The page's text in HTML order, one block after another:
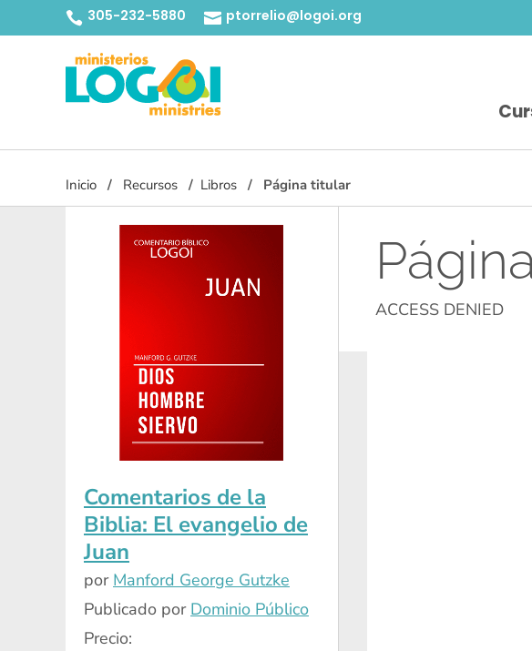
 305-232-5880  ptorrelio@logoi.org
Inicio Recursos Libros Página titular
Comentarios de la
Biblia: El evangelio de
Juan
por Manford George Gutzke
Publicado por Dominio Público
Precio:
ACCESS DENIED